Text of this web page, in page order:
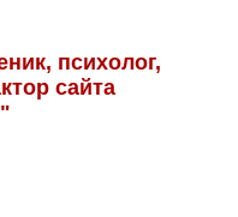
психолог,
сайта